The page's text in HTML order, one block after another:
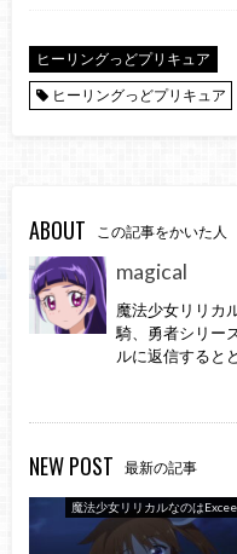
ヒーリングっどプリキュア
ヒーリングっどプリキュア
ABOUT この記事をかいた人
magical
魔法少女リリカ
騎、勇者シリー
ルに返信すると
NEW POST 最新の記事
魔法少女リリカルなのは